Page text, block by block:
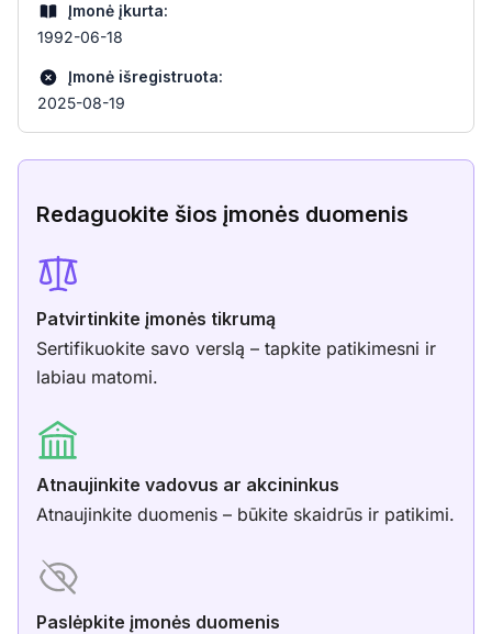
Įmonė įkurta:
1992-06-18
Įmonė išregistruota:
2025-08-19
Redaguokite šios įmonės duomenis
Patvirtinkite įmonės tikrumą
Sertifikuokite savo verslą – tapkite patikimesni ir
labiau matomi.
Atnaujinkite vadovus ar akcininkus
Atnaujinkite duomenis – būkite skaidrūs ir patikimi.
Paslėpkite įmonės duomenis